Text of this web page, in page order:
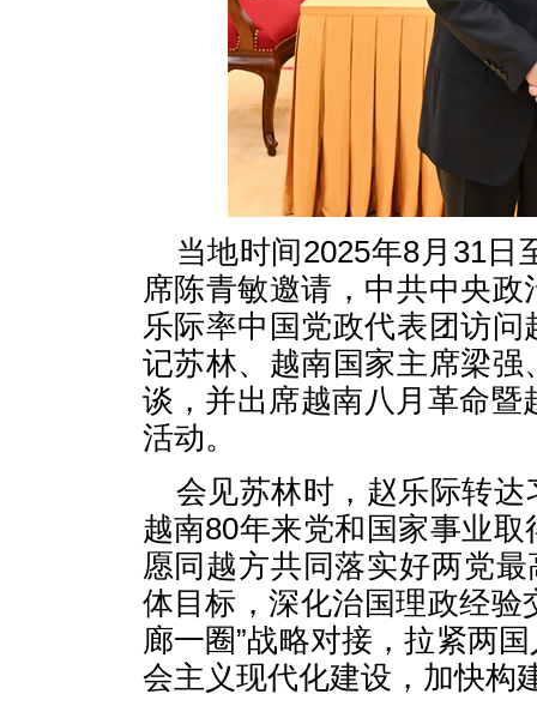
当地时间2025年8月31
席陈青敏邀请，中共中央
乐际率中国党政代表团访
记苏林、越南国家主席梁
谈，并出席越南八月革命
活动。
会见苏林时，赵乐际转
越南80年来党和国家事业
愿同越方共同落实好两党
体目标，深化治国理政经验
廊一圈”战略对接，拉紧两
会主义现代化建设，加快构